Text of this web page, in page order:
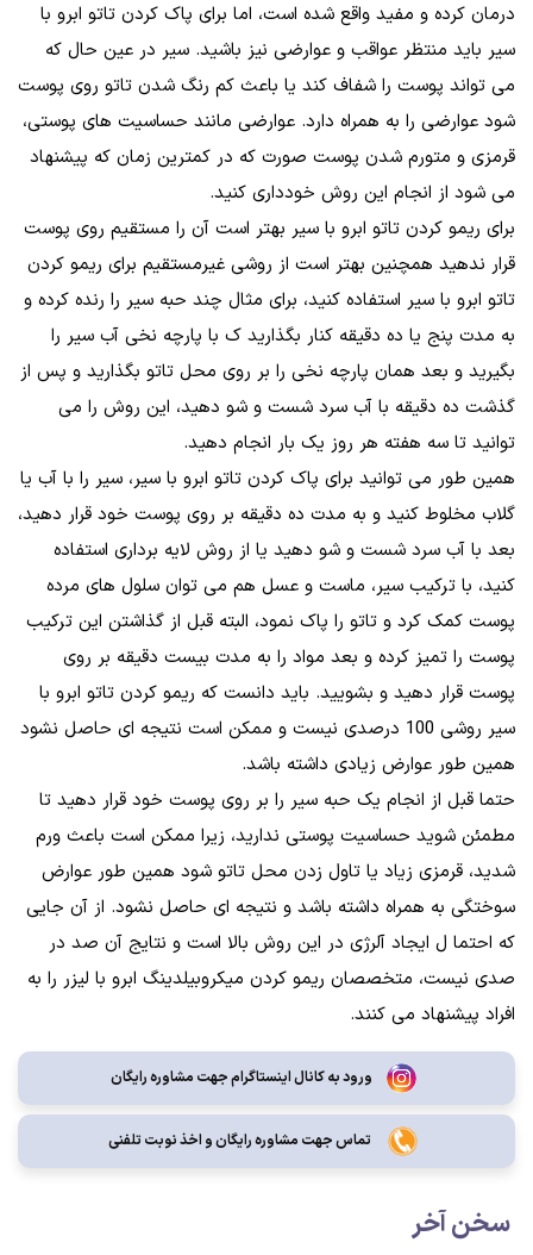
درمان کرده و مفید واقع شده است، اما برای پاک کردن تاتو ابرو با
سیر باید منتظر عواقب و عوارضی نیز باشید. سیر در عین حال که
می تواند پوست را شفاف کند یا باعث کم رنگ شدن تاتو روی پوست
شود عوارضی را به همراه دارد. عوارضی مانند حساسیت های پوستی،
قرمزی و متورم شدن پوست صورت که در کمترین زمان که پیشنهاد
می شود از انجام این روش خودداری کنید.
برای ریمو کردن تاتو ابرو با سیر بهتر است آن را مستقیم روی پوست
قرار ندهید همچنین بهتر است از روشی غیرمستقیم برای ریمو کردن
تاتو ابرو با سیر استفاده کنید، برای مثال چند حبه سیر را رنده کرده و
به مدت پنج یا ده دقیقه کنار بگذارید ک با پارچه نخی آب سیر را
بگیرید و بعد همان پارچه نخی را بر روی محل تاتو بگذارید و پس از
گذشت ده دقیقه با آب سرد شست و شو دهید، این روش را می
توانید تا سه هفته هر روز یک بار انجام دهید.
همین طور می توانید برای پاک کردن تاتو ابرو با سیر، سیر را با آب یا
گلاب مخلوط کنید و به مدت ده دقیقه بر روی پوست خود قرار دهید،
بعد با آب سرد شست و شو دهید یا از روش لایه برداری استفاده
کنید، با ترکیب سیر، ماست و عسل هم می توان سلول های مرده
پوست کمک کرد و تاتو را پاک نمود، البته قبل از گذاشتن این ترکیب
پوست را تمیز کرده و بعد مواد را به مدت بیست دقیقه بر روی
پوست قرار دهید و بشویید. باید دانست که ریمو کردن تاتو ابرو با
سیر روشی 100 درصدی نیست و ممکن است نتیجه ای حاصل نشود
همین طور عوارض زیادی داشته باشد.
حتما قبل از انجام یک حبه سیر را بر روی پوست خود قرار دهید تا
مطمئن شوید حساسیت پوستی ندارید، زیرا ممکن است باعث ورم
شدید، قرمزی زیاد یا تاول زدن محل تاتو شود همین طور عوارض
سوختگی به همراه داشته باشد و نتیجه ای حاصل نشود. از آن جایی
که احتما ل ایجاد آلرژی در این روش بالا است و نتایج آن صد در
صدی نیست، متخصصان ریمو کردن میکروبیلدینگ ابرو با لیزر را به
افراد پیشنهاد می کنند.
ورود به کانال اینستاگرام جهت مشاوره رایگان
تماس جهت مشاوره رايگان و اخذ نوبت تلفنی
سخن آخر